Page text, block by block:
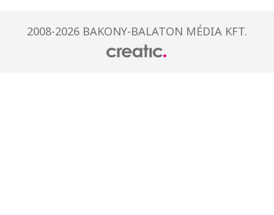
2008-2026 BAKONY-BALATON MÉDIA KFT.